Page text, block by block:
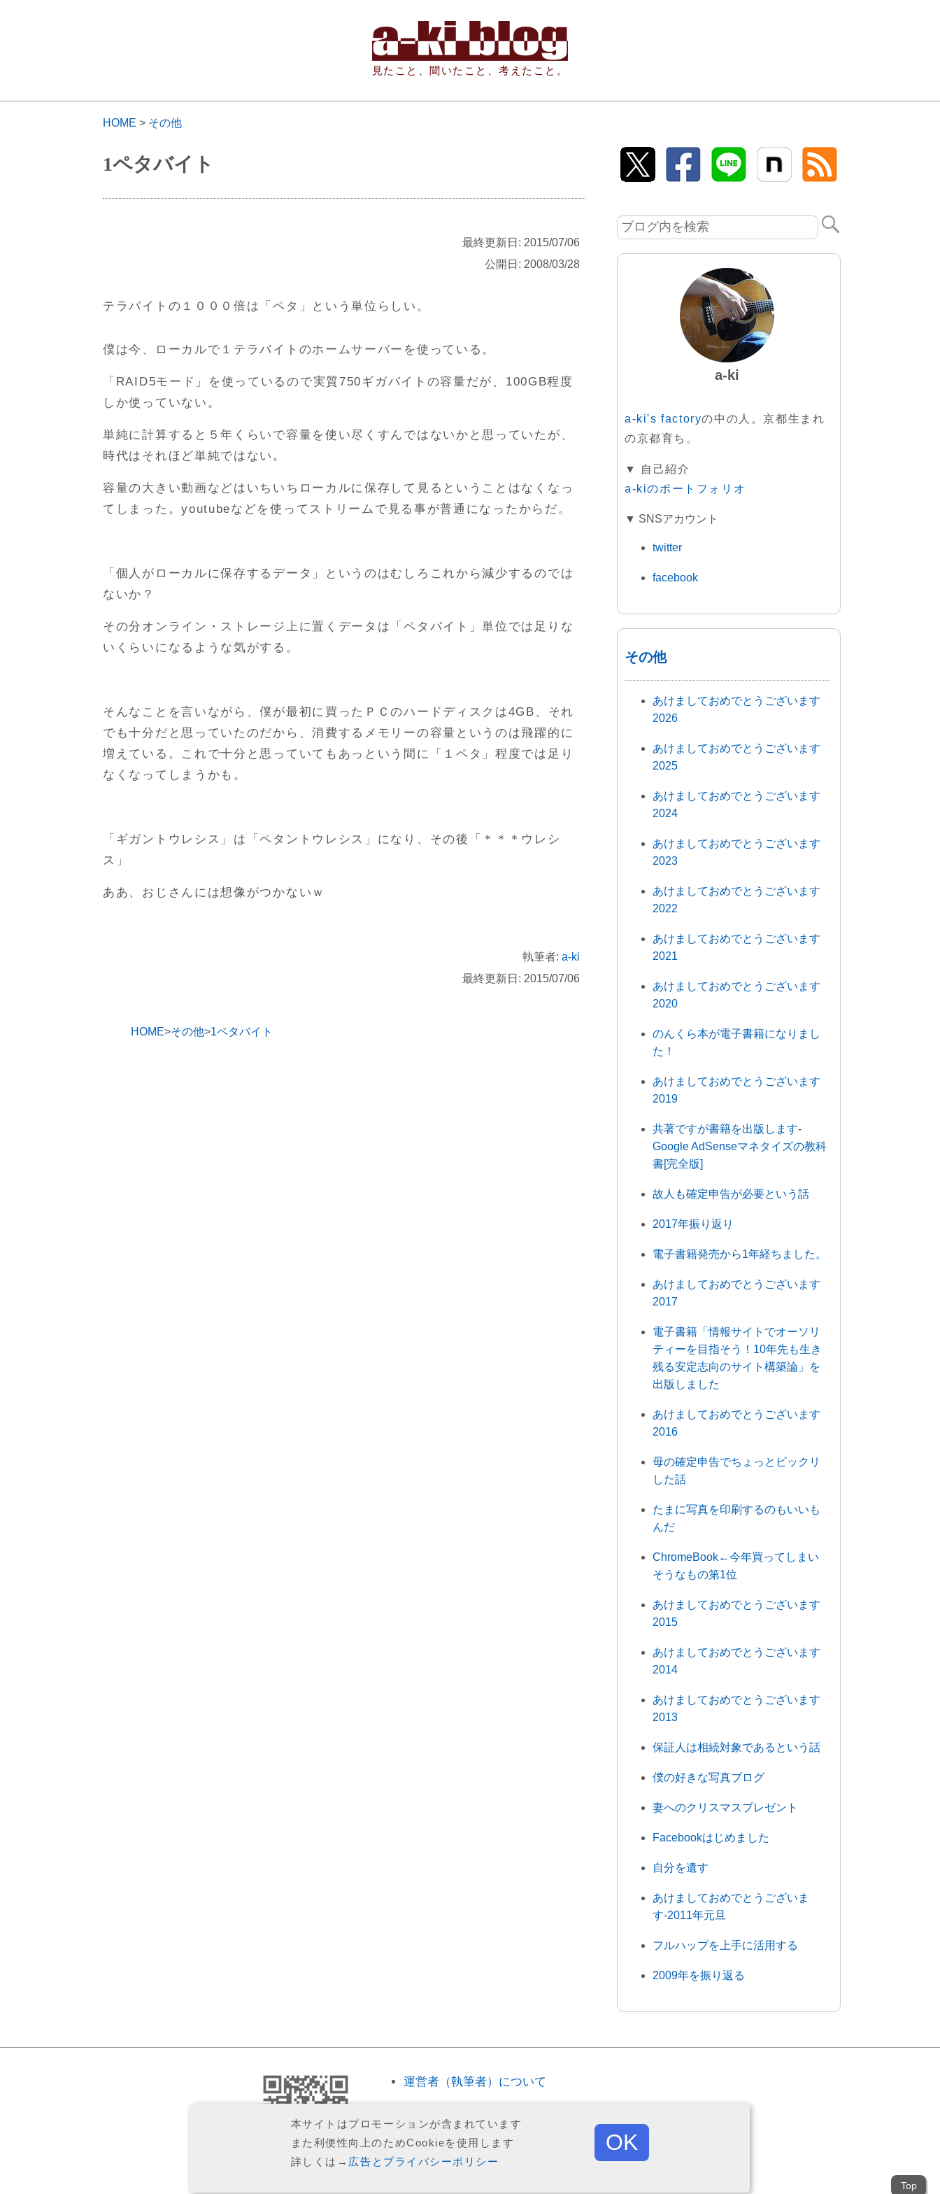
Top
見たこと、聞いたこと、考えたこと。
HOME > その他
1ペタバイト
最終更新日: 2015/07/06
公開日: 2008/03/28
テラバイトの１０００倍は「ペタ」という単位らしい。
僕は今、ローカルで１テラバイトのホームサーバーを使っている。
「RAID5モード」を使っているので実質750ギガバイトの容量だが、100GB程度
しか使っていない。
単純に計算すると５年くらいで容量を使い尽くすんではないかと思っていたが、
時代はそれほど単純ではない。
容量の大きい動画などはいちいちローカルに保存して見るということはなくなっ
てしまった。youtubeなどを使ってストリームで見る事が普通になったからだ。
「個人がローカルに保存するデータ」というのはむしろこれから減少するのでは
ないか？
その分オンライン・ストレージ上に置くデータは「ペタバイト」単位では足りな
いくらいになるような気がする。
そんなことを言いながら、僕が最初に買ったＰＣのハードディスクは4GB、それ
でも十分だと思っていたのだから、消費するメモリーの容量というのは飛躍的に
増えている。これで十分と思っていてもあっという間に「１ペタ」程度では足り
なくなってしまうかも。
「ギガントウレシス」は「ペタントウレシス」になり、その後「＊＊＊ウレシ
ス」
ああ、おじさんには想像がつかないｗ
執筆者: a-ki
最終更新日: 2015/07/06
HOME その他 1ペタバイト
a-ki
a-ki's factoryの中の人。京都生まれ
の京都育ち。
▼ 自己紹介
a-kiのポートフォリオ
▼ SNSアカウント
twitter
facebook
その他
あけましておめでとうございます
2026
あけましておめでとうございます
2025
あけましておめでとうございます
2024
あけましておめでとうございます
2023
あけましておめでとうございます
2022
あけましておめでとうございます
2021
あけましておめでとうございます
2020
のんくら本が電子書籍になりまし
た！
あけましておめでとうございます
2019
共著ですが書籍を出版します-
Google AdSenseマネタイズの教科
書[完全版]
故人も確定申告が必要という話
2017年振り返り
電子書籍発売から1年経ちました。
あけましておめでとうございます
2017
電子書籍「情報サイトでオーソリ
ティーを目指そう！10年先も生き
残る安定志向のサイト構築論」を
出版しました
あけましておめでとうございます
2016
母の確定申告でちょっとビックリ
した話
たまに写真を印刷するのもいいも
んだ
ChromeBook←今年買ってしまい
そうなもの第1位
あけましておめでとうございます
2015
あけましておめでとうございます
2014
あけましておめでとうございます
2013
保証人は相続対象であるという話
僕の好きな写真ブログ
妻へのクリスマスプレゼント
Facebookはじめました
自分を遺す
あけましておめでとうございま
す-2011年元旦
フルハップを上手に活用する
2009年を振り返る
運営者（執筆者）について
お問い合わせ
本サイトはプロモーションが含まれています
また利便性向上のためCookieを使用します
詳しくは→ 広告とプライバシーポリシー
OK